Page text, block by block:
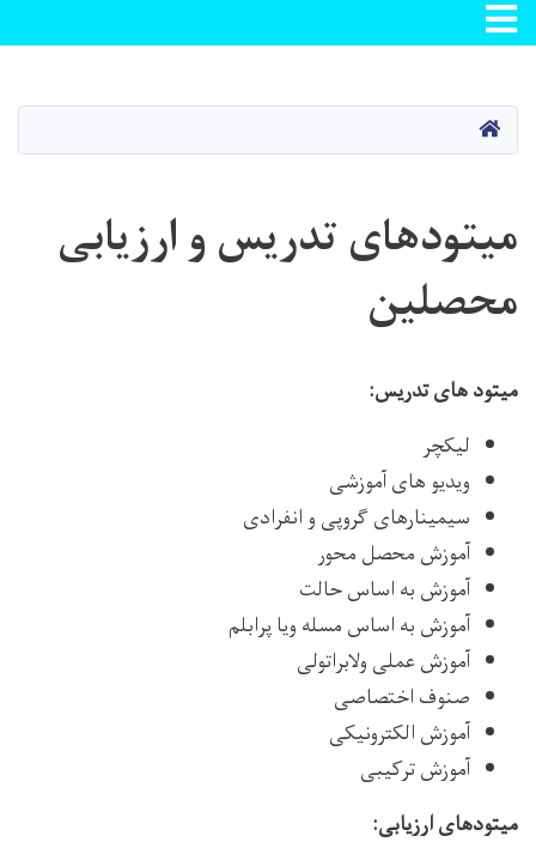
content
Toggle navigation
صفحه اصلی
میتودهای تدریس و ارزیابی
محصلین
میتود های تدریس:
لیکچر
ویدیو های آموزشی
سیمینارهای گروپی و انفرادی
آموزش محصل محور
آموزش به اساس حالت
آموزش به اساس مسله ویا پرابلم
آموزش عملی ولابراتولی
صنوف اختصاصی
آموزش الکترونیکی
آموزش ترکیبی
میتودهای ارزیابی: